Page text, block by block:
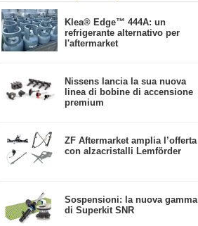
​Klea® Edge™ 444A: un
refrigerante alternativo per
l'aftermarket
Nissens lancia la sua nuova
linea di bobine di accensione
premium
ZF Aftermarket amplia l’offerta
con alzacristalli Lemförder
​Sospensioni: la nuova gamma
di Superkit SNR